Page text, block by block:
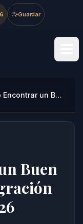
Guardar
Cómo Encontrar un Buen Abogado de Inmigración en Orlando en 2026
Buen